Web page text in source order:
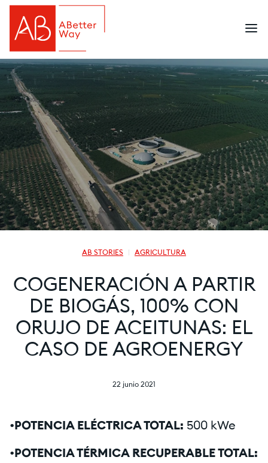
AB STORIES AGRICULTURA
COGENERACIÓN A PARTIR
DE BIOGÁS, 100% CON
ORUJO DE ACEITUNAS: EL
CASO DE AGROENERGY
22 junio 2021
•POTENCIA ELÉCTRICA TOTAL: 500 kWe
•POTENCIA TÉRMICA RECUPERABLE TOTAL: